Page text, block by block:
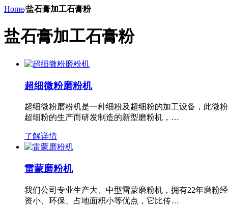
Home/盐石膏加工石膏粉
盐石膏加工石膏粉
超细微粉磨粉机
超细微粉磨粉机是一种细粉及超细粉的加工设备，此微
超细粉的生产而研发制造的新型磨粉机，…
了解详情
雷蒙磨粉机
我们公司专业生产大、中型雷蒙磨粉机，拥有22年磨粉
资小、环保、占地面积小等优点，它比传…